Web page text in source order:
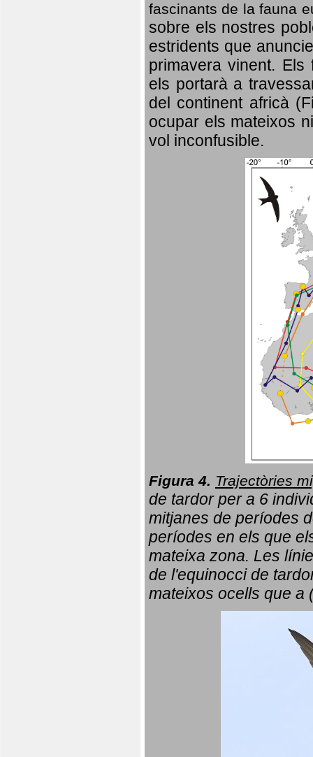
fascinants de la fauna
sobre els nostres
estridents que
primavera vinent. Els
els portarà a
del continent africà
ocupar els mateixos
vol inconfusible.
Figura 4. Trajectòries
de tardor per a 6
mitjanes de períodes
períodes en els que
mateixa zona. Les
de l'equinocci de
mateixos ocells que a